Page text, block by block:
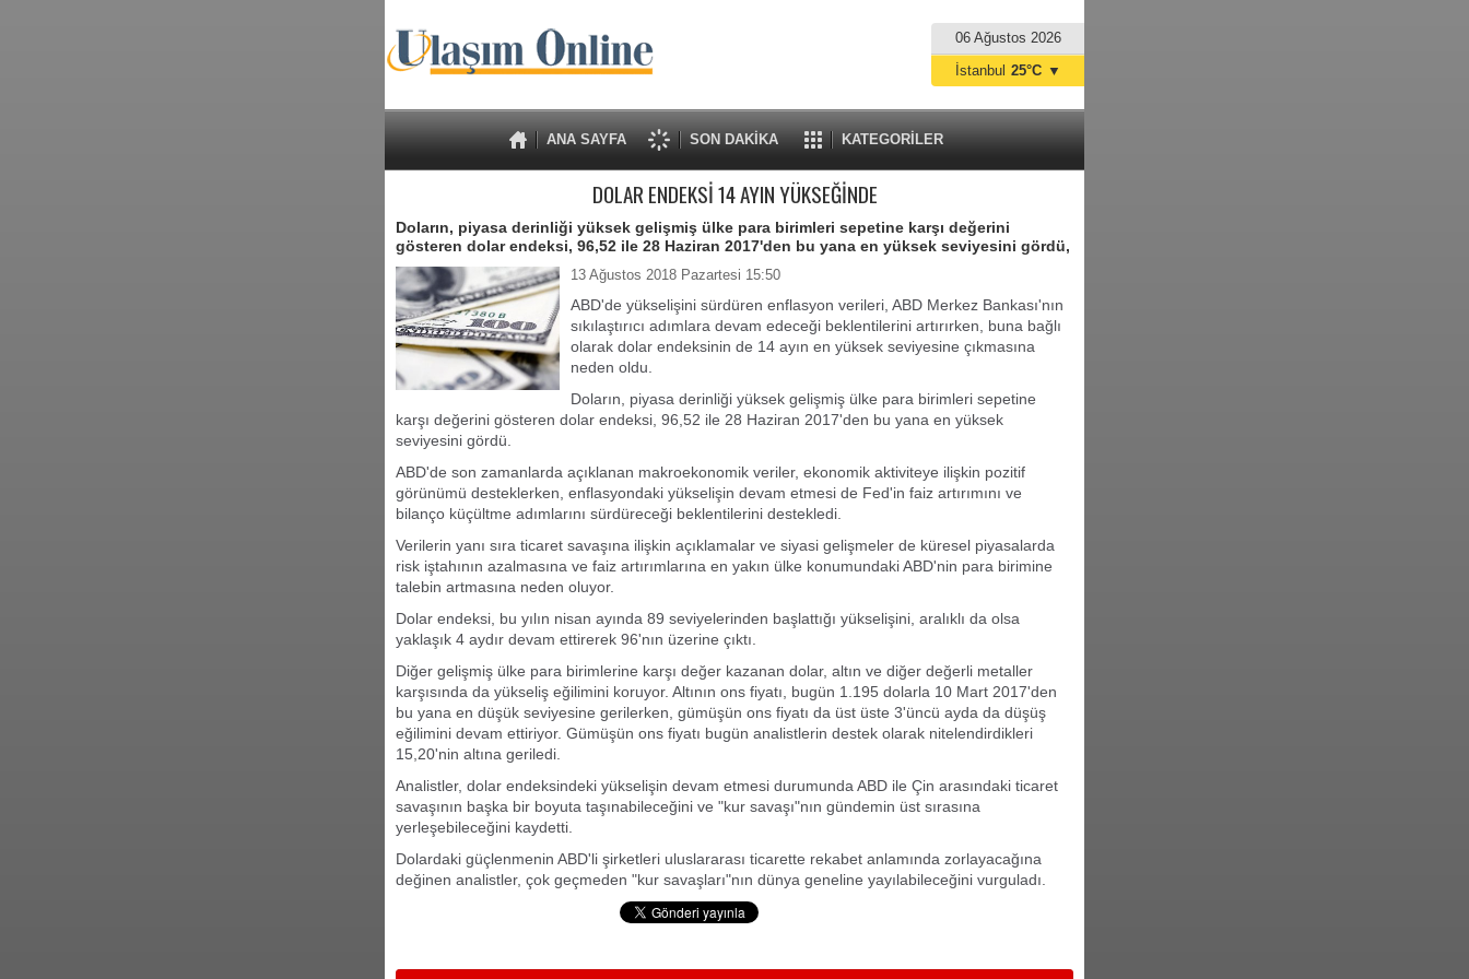
06 Ağustos 2026
ANA SAYFA SON DAKİKA KATEGORİLER
İstanbul 25°C ▼
DOLAR ENDEKSİ 14 AYIN YÜKSEĞİNDE
Doların, piyasa derinliği yüksek gelişmiş ülke para birimleri sepetine karşı değerini
gösteren dolar endeksi, 96,52 ile 28 Haziran 2017'den bu yana en yüksek seviyesini gördü,
13 Ağustos 2018 Pazartesi 15:50
ABD'de yükselişini sürdüren enflasyon verileri, ABD Merkez Bankası'nın
sıkılaştırıcı adımlara devam edeceği beklentilerini artırırken, buna bağlı
olarak dolar endeksinin de 14 ayın en yüksek seviyesine çıkmasına
neden oldu.
Doların, piyasa derinliği yüksek gelişmiş ülke para birimleri sepetine
karşı değerini gösteren dolar endeksi, 96,52 ile 28 Haziran 2017'den bu yana en yüksek
seviyesini gördü.
ABD'de son zamanlarda açıklanan makroekonomik veriler, ekonomik aktiviteye ilişkin pozitif
görünümü desteklerken, enflasyondaki yükselişin devam etmesi de Fed'in faiz artırımını ve
bilanço küçültme adımlarını sürdüreceği beklentilerini destekledi.
Verilerin yanı sıra ticaret savaşına ilişkin açıklamalar ve siyasi gelişmeler de küresel piyasalarda
risk iştahının azalmasına ve faiz artırımlarına en yakın ülke konumundaki ABD'nin para birimine
talebin artmasına neden oluyor.
Dolar endeksi, bu yılın nisan ayında 89 seviyelerinden başlattığı yükselişini, aralıklı da olsa
yaklaşık 4 aydır devam ettirerek 96'nın üzerine çıktı.
Diğer gelişmiş ülke para birimlerine karşı değer kazanan dolar, altın ve diğer değerli metaller
karşısında da yükseliş eğilimini koruyor. Altının ons fiyatı, bugün 1.195 dolarla 10 Mart 2017'den
bu yana en düşük seviyesine gerilerken, gümüşün ons fiyatı da üst üste 3'üncü ayda da düşüş
eğilimini devam ettiriyor. Gümüşün ons fiyatı bugün analistlerin destek olarak nitelendirdikleri
15,20'nin altına geriledi.
Analistler, dolar endeksindeki yükselişin devam etmesi durumunda ABD ile Çin arasındaki ticaret
savaşının başka bir boyuta taşınabileceğini ve "kur savaşı"nın gündemin üst sırasına
yerleşebileceğini kaydetti.
Dolardaki güçlenmenin ABD'li şirketleri uluslararası ticarette rekabet anlamında zorlayacağına
değinen analistler, çok geçmeden "kur savaşları"nın dünya geneline yayılabileceğini vurguladı.